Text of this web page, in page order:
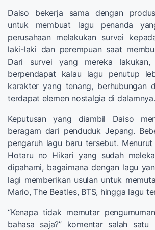
Daiso bekerja sama dengan
untuk membuat lagu penanda
perusahaan melakukan survei
laki-laki dan perempuan saat
Dari survei yang mereka lakukan,
berpendapat kalau lagu penutup
karakter yang tenang, berhubungan
terdapat elemen nostalgia di dalamnya.
Keputusan yang diambil Daiso
beragam dari penduduk Jepang.
pengaruh lagu baru tersebut.
Hotaru no Hikari yang sudah
dipahami, bagaimana dengan lagu
lagi memberikan usulan untuk
Mario, The Beatles, BTS, hingga lagu
“Kenapa tidak memutar
bahasa saja?” komentar salah satu